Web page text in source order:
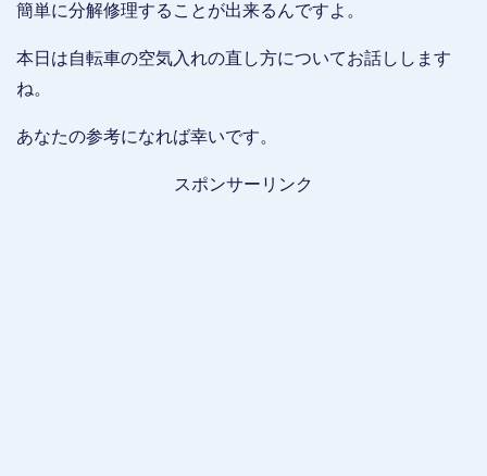
簡単に分解修理することが出来るんですよ。
本日は自転車の空気入れの直し方についてお話しします
ね。
あなたの参考になれば幸いです。
スポンサーリンク